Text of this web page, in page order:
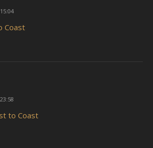
Coast
to Coast